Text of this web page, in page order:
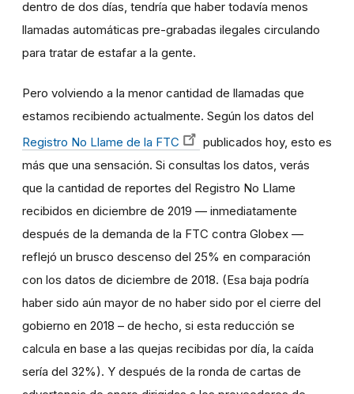
dentro de dos días, tendría que haber todavía menos
llamadas automáticas pre-grabadas ilegales circulando
para tratar de estafar a la gente.
Pero volviendo a la menor cantidad de llamadas que
estamos recibiendo actualmente. Según los datos del
Registro No Llame de la FTC
publicados hoy, esto es
más que una sensación. Si consultas los datos, verás
que la cantidad de reportes del Registro No Llame
recibidos en diciembre de 2019 — inmediatamente
después de la demanda de la FTC contra Globex —
reflejó un brusco descenso del 25% en comparación
con los datos de diciembre de 2018. (Esa baja podría
haber sido aún mayor de no haber sido por el cierre del
gobierno en 2018 – de hecho, si esta reducción se
calcula en base a las quejas recibidas por día, la caída
sería del 32%). Y después de la ronda de cartas de